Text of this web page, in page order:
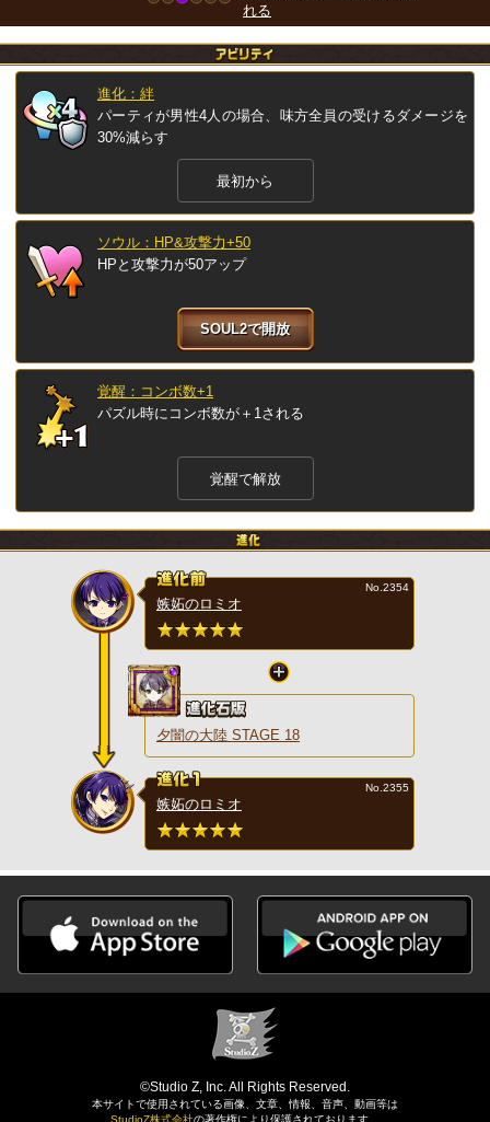
れる
進化：絆
パーティが男性4人の場合、味方全員の受けるダメージを
30%減らす
最初から
ソウル：HP&攻撃力+50
HPと攻撃力が50アップ
SOUL2で開放
覚醒：コンボ数+1
パズル時にコンボ数が＋1される
覚醒で解放
嫉妬のロミオ
No.2354
夕闇の大陸 STAGE 18
嫉妬のロミオ
No.2355
©Studio Z, Inc. All Rights Reserved.
本サイトで使用されている画像、文章、情報、音声、動画等は